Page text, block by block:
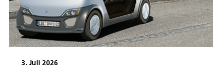
3. Juli 2026